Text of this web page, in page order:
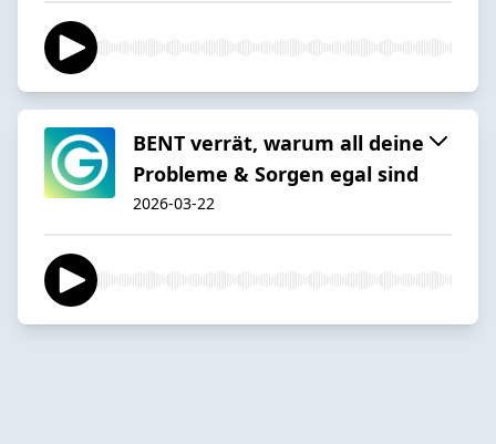
BENT verrät, warum all deine
Probleme & Sorgen egal sind
2026-03-22